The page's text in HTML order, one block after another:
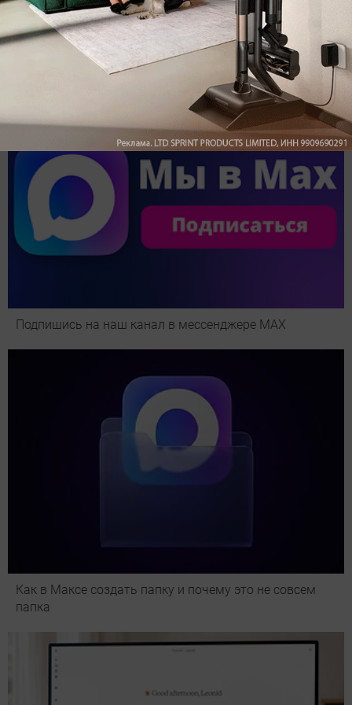
Обзор вертикального пылесоса Dreame Z40 AquaCycle
Pro: гибкий подход к уборке
Подпишись на наш канал в мессенджере МАХ
Как в Максе создать папку и почему это не совсем
папка